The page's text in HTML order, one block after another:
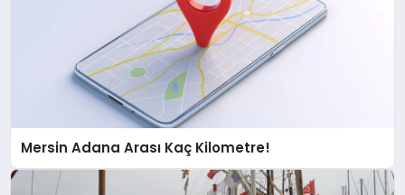
Mersin Adana Arası Kaç Kilometre!